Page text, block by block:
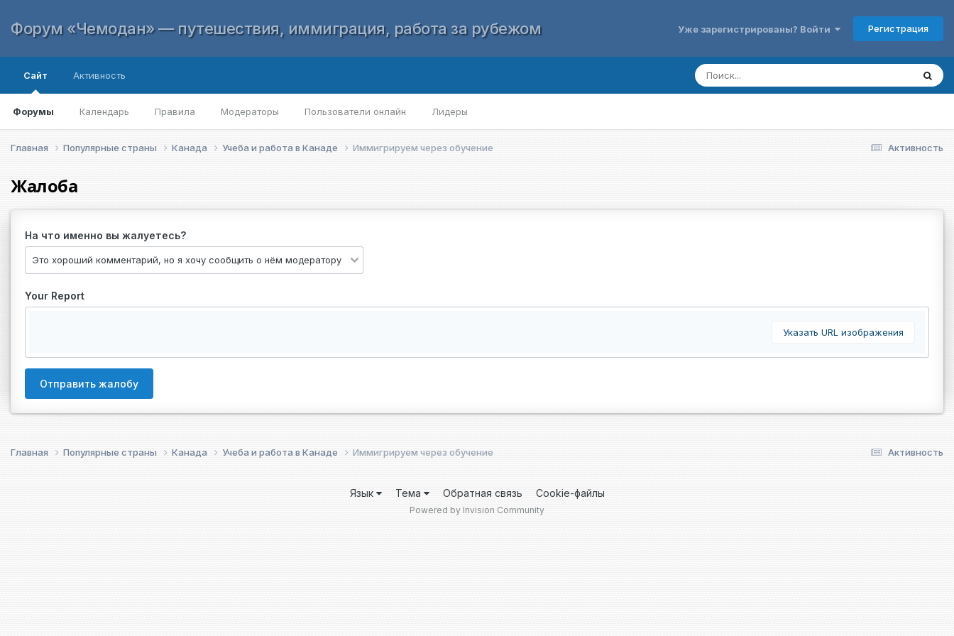
Форум «Чемодан» — путешествия, иммиграция, работа за рубежом Уже зарегистрированы? Войти Регистрация
Сайт
Форумы Календарь Правила Модераторы Пользователи онлайн Лидеры
Активность
Активность
Главная Популярные страны Канада Учеба и работа в Канаде Иммигрируем через обучение
Жалоба
На что именно вы жалуетесь?
Your Report
Указать URL изображения
Отправить жалобу
Активность
Главная Популярные страны Канада Учеба и работа в Канаде Иммигрируем через обучение
Язык Тема Обратная связь Cookie-файлы
Powered by Invision Community